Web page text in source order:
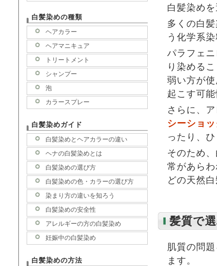
白髪染め
多くの白
う化学系
パラフェ
り染める
弱い方が
起こす可
さらに、
シーショ
ったり、
そのため
常があら
どの天然
髪質で
肌質の問
ます。
白髪染めの種類
ヘアカラー
ヘアマニキュア
トリートメント
シャンプー
泡
カラースプレー
白髪染めガイド
白髪染めとヘアカラーの違い
ヘナの白髪染めとは
白髪染めの選び方
白髪染めの色・カラーの選び方
染まり方の違いを知ろう
白髪染めの安全性
アレルギーの方の白髪染め
妊娠中の白髪染め
白髪染めの方法